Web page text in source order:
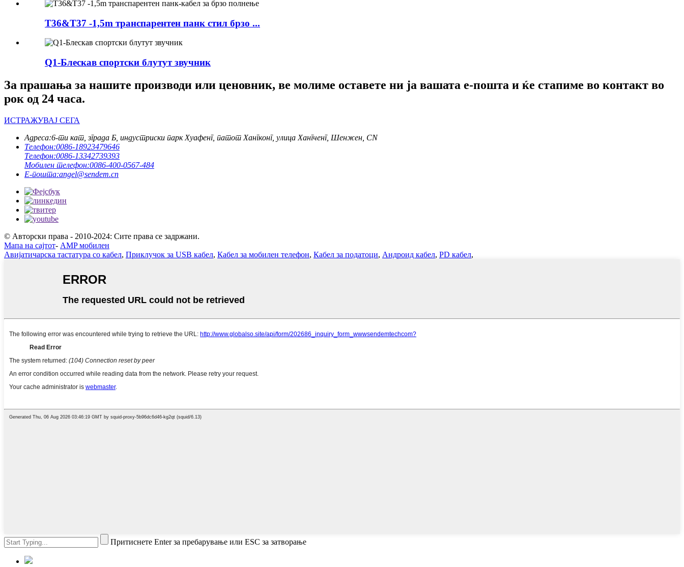
T36&T37 -1,5m транспарентен панк стил брзо ...
Q1-Блескав спортски блутут звучник
За прашања за нашите производи или ценовник, ве молиме оставете ни ја вашата е-пошта и ќе стапиме во контакт во
рок од 24 часа.
ИСТРАЖУВАЈ СЕГА
Адреса:6-ти кат, зграда Б, индустриски парк Хуафенг, патот Хангконг, улица Хангченг, Шенжен, CN
Телефон:0086-18923479646
Телефон:0086-13342739393
Мобилен телефон:0086-400-0567-484
Е-пошта:angel@sendem.cn
© Авторски права - 2010-2024: Сите права се задржани.
Мапа на сајтот- AMP мобилен
Авијатичарска тастатура со кабел, Приклучок за USB кабел, Кабел за мобилен телефон, Кабел за податоци, Андроид кабел, PD кабел,
Притиснете Enter за пребарување или ESC за затворање